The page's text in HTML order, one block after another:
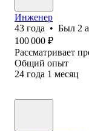
Инженер
43 года • Был 2
100 000 ₽
Рассматривает
Общий опыт
24 года 1 месяц